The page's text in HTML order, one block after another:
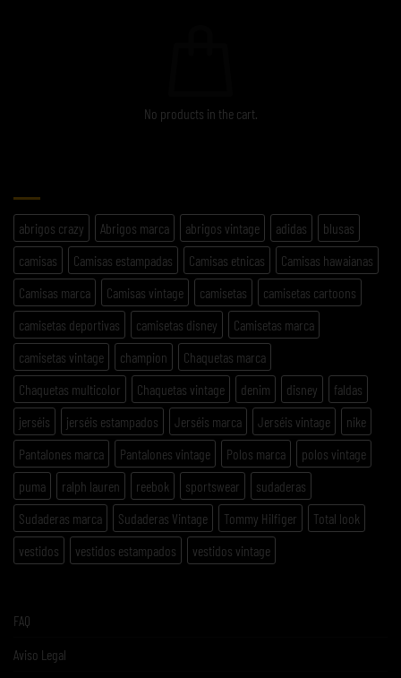
No products in the cart.
abrigos crazy Abrigos marca abrigos vintage adidas
blusas
camisas
Camisas estampadas Camisas etnicas
Camisas hawaianas
Camisas marca
Camisas vintage camisetas
camisetas cartoons
camisetas deportivas
camisetas disney
Camisetas marca
camisetas vintage
champion
Chaquetas marca
Chaquetas multicolor
Chaquetas vintage denim disney
faldas
jerséis
jerséis estampados Jerséis marca Jerséis vintage
nike
Pantalones marca
Pantalones vintage Polos marca
polos vintage
puma
ralph lauren reebok sportswear
sudaderas
Sudaderas marca
Sudaderas Vintage Tommy Hilfiger
Total look
vestidos
vestidos estampados vestidos vintage
FAQ
Aviso Legal